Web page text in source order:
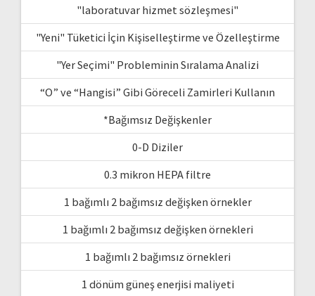
"laboratuvar hizmet sözleşmesi"
"Yeni" Tüketici İçin Kişiselleştirme ve Özelleştirme
"Yer Seçimi" Probleminin Sıralama Analizi
“O” ve “Hangisi” Gibi Göreceli Zamirleri Kullanın
*Bağımsız Değişkenler
0-D Diziler
0.3 mikron HEPA filtre
1 bağımlı 2 bağımsız değişken örnekler
1 bağımlı 2 bağımsız değişken örnekleri
1 bağımlı 2 bağımsız örnekleri
1 dönüm güneş enerjisi maliyeti